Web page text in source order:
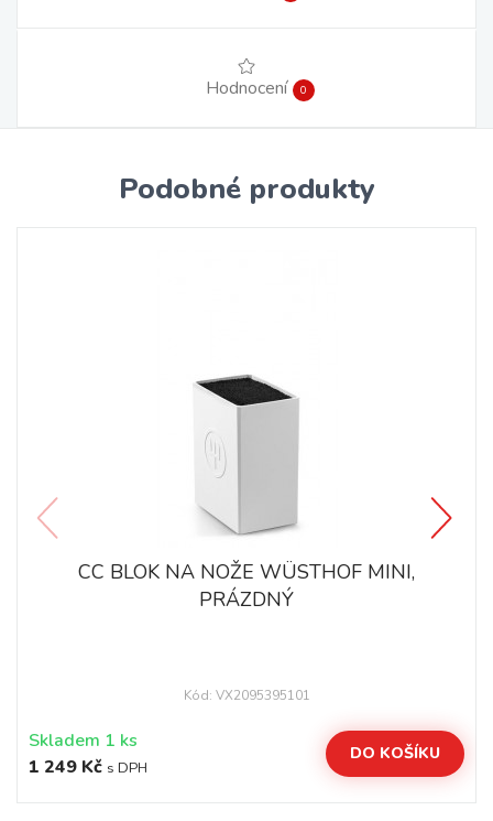
Hodnocení 0
Podobné produkty
CC BLOK NA NOŽE WÜSTHOF MINI,
PRÁZDNÝ
Kód: VX2095395101
Skladem 1 ks
1 249 Kč s DPH
DO KOŠÍKU